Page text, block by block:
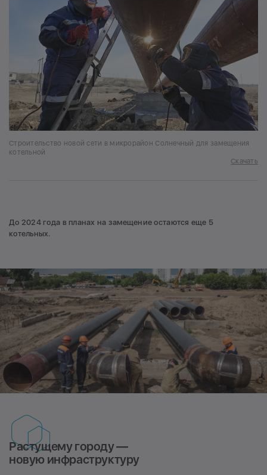
Строительство новой сети в микрорайон Солнечный для замещения
котельной
Скачать
До 2024 года в планах на замещение остаются еще 5
котельных.
Растущему городу —
новую инфраструктуру